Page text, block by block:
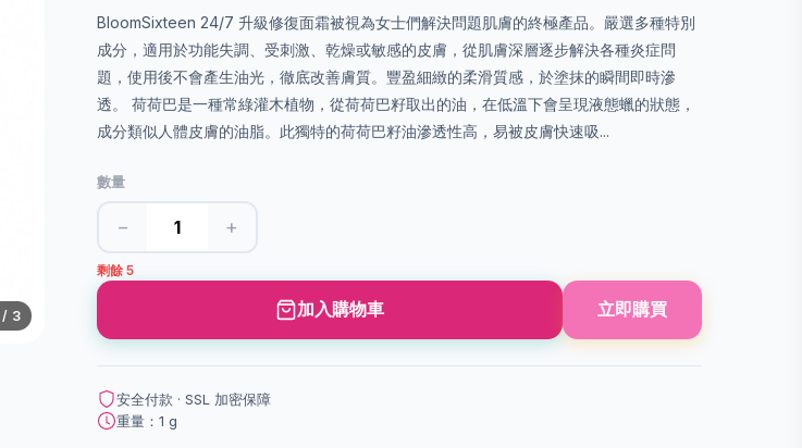
/ 3
BloomSixteen 24/7 升級修復面霜被視為女士們解決問題肌膚的終極產品。嚴選多種特別
成分，適用於功能失調、受刺激、乾燥或敏感的皮膚，從肌膚深層逐步解決各種炎症問
題，使用後不會產生油光，徹底改善膚質。豐盈細緻的柔滑質感，於塗抹的瞬間即時滲
透。 荷荷巴是一種常綠灌木植物，從荷荷巴籽取出的油，在低溫下會呈現液態蠟的狀態，
成分類似人體皮膚的油脂。此獨特的荷荷巴籽油滲透性高，易被皮膚快速吸...
數量
− +
剩餘 5
加入購物車 立即購買
安全付款 · SSL 加密保障
重量：1 g